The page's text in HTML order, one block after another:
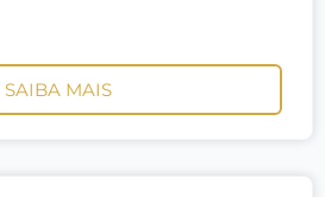
SAIBA MAIS